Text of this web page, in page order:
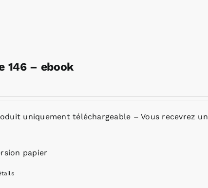
146 – ebook
uniquement téléchargeable – Vous recevrez
papier